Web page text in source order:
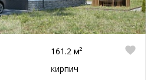
161.2 м²
кирпич